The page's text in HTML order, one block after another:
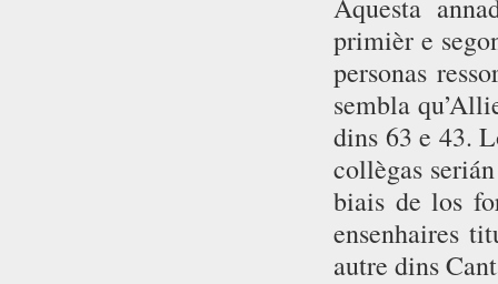
Aquesta
primièr e
personas
sembla
dins 63 e 43.
collègas
biais de los
ensenhaires
autre dins